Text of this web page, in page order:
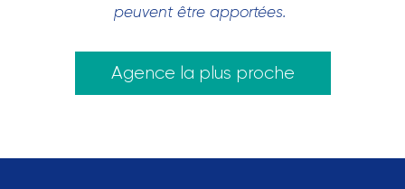
peuvent être apportées.
Agence la plus proche